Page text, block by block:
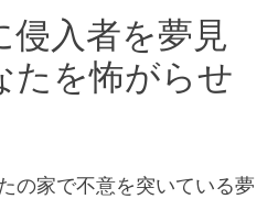
侵入者を夢見
たを怖がらせ
の家で不意を突いている夢